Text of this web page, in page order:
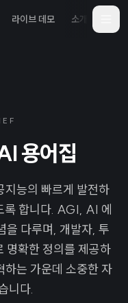
라이브 데모 소개
용어집
지능의 빠르게 발전하
록 합니다. AGI, AI 에
을 다루며, 개발자, 투
명확한 정의를 제공하
하는 가운데 소중한 자
니다.